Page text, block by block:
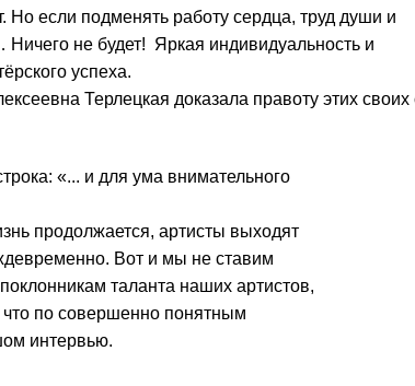
Но если подменять работу сердца, труд души и
не будет! Яркая индивидуальность и
успеха.
Терлецкая доказала правоту этих своих
«... и для ума внимательного
продолжается, артисты выходят
Вот и мы не ставим
таланта наших артистов,
что по совершенно понятным
интервью.